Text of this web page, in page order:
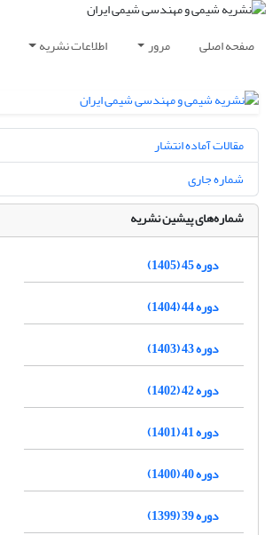
صفحه اصلی مرور اطلاعات نشریه
مقالات آماده انتشار
شماره جاری
شماره‌های پیشین نشریه
دوره 45 (1405)
دوره 44 (1404)
دوره 43 (1403)
دوره 42 (1402)
دوره 41 (1401)
دوره 40 (1400)
دوره 39 (1399)